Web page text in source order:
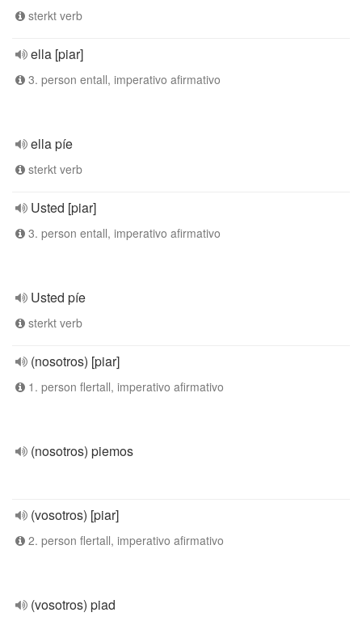
sterkt verb
ella [piar]
3. person entall, imperativo afirmativo
ella píe
sterkt verb
Usted [piar]
3. person entall, imperativo afirmativo
Usted píe
sterkt verb
(nosotros) [piar]
1. person flertall, imperativo afirmativo
(nosotros) piemos
(vosotros) [piar]
2. person flertall, imperativo afirmativo
(vosotros) piad